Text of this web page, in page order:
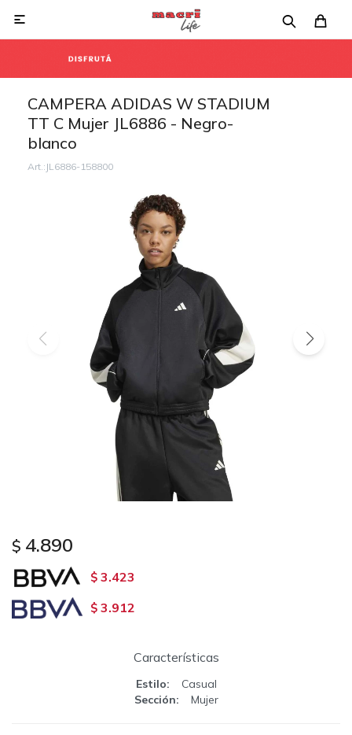

CAMPERA ADIDAS W STADIUM
TT C Mujer JL6886 - Negro-
blanco
JL6886-158800
$ 4.890
$ 3.423
$ 3.912
Características
Estilo
Casual
Sección
Mujer